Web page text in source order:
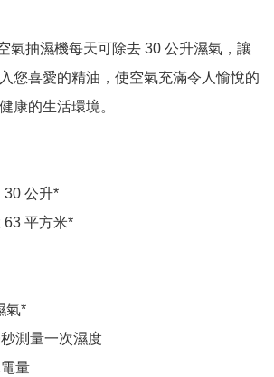
氣抽濕機每天可除去 30 公升濕氣，讓
您喜愛的精油，使空氣充滿令人愉悅的
康的生活環境。
公升*
平方米*
氣*
測量一次濕度
量